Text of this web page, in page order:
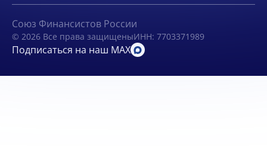
Союз Финансистов России
© 2026 Все права защищеныИНН: 7703371989
Подписаться на наш MAX